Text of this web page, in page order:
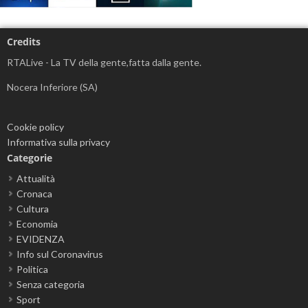
Credits
RTALive - La TV della gente,fatta dalla gente.
Nocera Inferiore (SA)
Cookie policy
Informativa sulla privacy
Categorie
Attualità
Cronaca
Cultura
Economia
EVIDENZA
Info sul Coronavirus
Politica
Senza categoria
Sport